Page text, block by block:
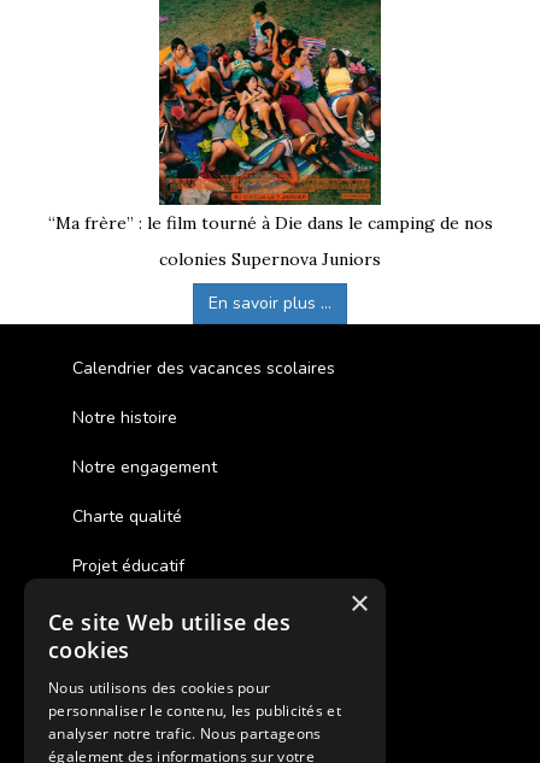
“Ma frère” : le film tourné à Die dans le camping de nos
colonies Supernova Juniors
En savoir plus ...
Calendrier des vacances scolaires
Notre histoire
Notre engagement
Charte qualité
Projet éducatif
Des colonies de vacances inclusives
Assurances annulations
Aides financières pour partir en colonie
×
Ce site Web utilise des
cookies
Nous utilisons des cookies pour
personnaliser le contenu, les publicités et
analyser notre trafic. Nous partageons
également des informations sur votre